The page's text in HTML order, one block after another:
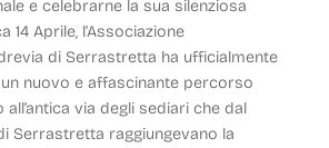
e celebrarne la sua silenziosa
14 Aprile, l’Associazione
di Serrastretta ha ufficialmente
nuovo e affascinante percorso
via degli sediari che dal
Serrastretta raggiungevano la